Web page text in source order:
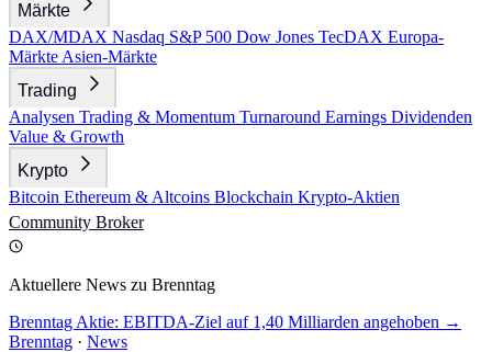
Märkte
DAX/MDAX Nasdaq S&P 500 Dow Jones TecDAX Europa-
Märkte Asien-Märkte
Trading
Analysen Trading & Momentum Turnaround Earnings Dividenden
Value & Growth
Krypto
Bitcoin Ethereum & Altcoins Blockchain Krypto-Aktien
Community Broker
Aktuellere News zu Brenntag
Brenntag Aktie: EBITDA-Ziel auf 1,40 Milliarden angehoben →
Brenntag · News